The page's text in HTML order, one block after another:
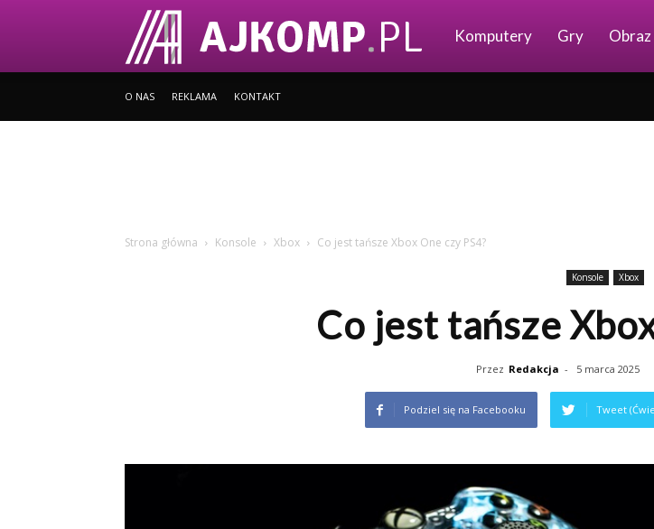
Ajkomp.pl
Komputery Gry Obraz
O NAS REKLAMA KONTAKT
Strona główna Konsole Xbox Co jest tańsze Xbox One czy PS4?
Konsole Xbox
Co jest tańsze
Przez Redakcja - 5 marca 2025
Podziel się na Facebooku Tweet